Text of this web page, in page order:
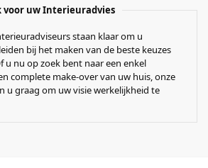
voor uw Interieuradvies
staan klaar om u
bij het maken van de beste keuzes
u nu op zoek bent naar een enkel
complete make-over van uw huis, onze
u graag om uw visie werkelijkheid te